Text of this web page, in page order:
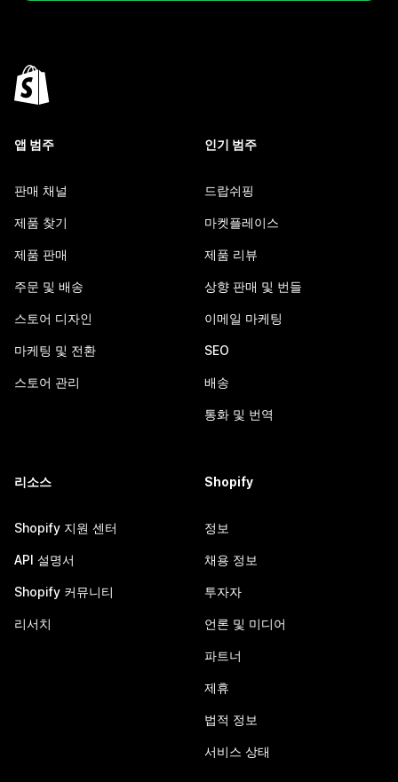
앱 범주
판매 채널
제품 찾기
제품 판매
주문 및 배송
스토어 디자인
마케팅 및 전환
스토어 관리
인기 범주
드랍쉬핑
마켓플레이스
제품 리뷰
상향 판매 및 번들
이메일 마케팅
SEO
배송
통화 및 번역
리소스
Shopify 지원 센터
API 설명서
Shopify 커뮤니티
리서치
Shopify
정보
채용 정보
투자자
언론 및 미디어
파트너
제휴
법적 정보
서비스 상태